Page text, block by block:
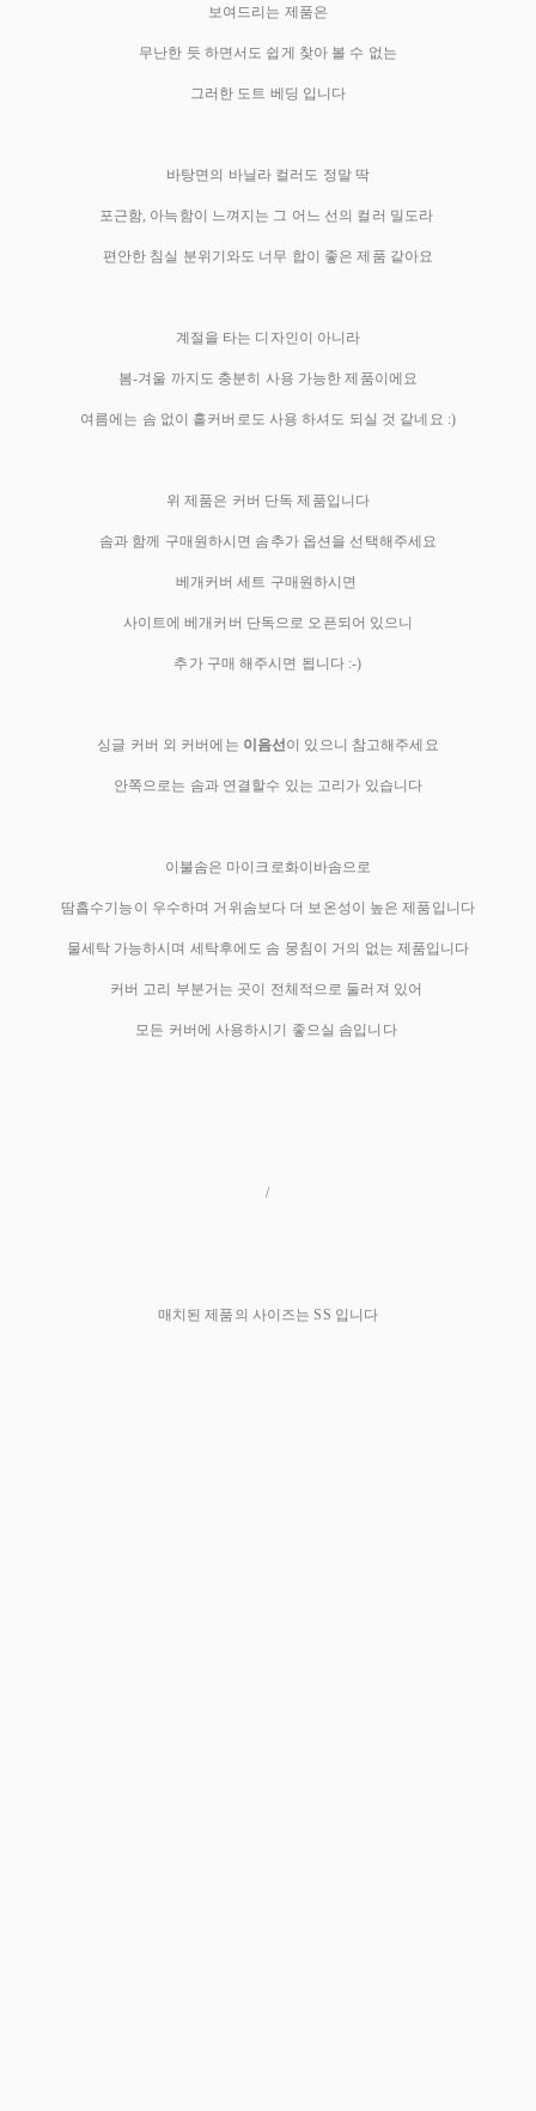
보여드리는 제품은
무난한 듯 하면서도 쉽게 찾아 볼 수 없는
그러한 도트 베딩 입니다
바탕면의 바닐라 컬러도 정말 딱
포근함, 아늑함이 느껴지는 그 어느 선의 컬러 밀도라
편안한 침실 분위기와도 너무 합이 좋은 제품 같아요
계절을 타는 디자인이 아니라
봄-겨울 까지도 충분히 사용 가능한 제품이에요
여름에는 솜 없이 홑커버로도 사용 하셔도 되실 것 같네요 :)
위 제품은 커버 단독 제품입니다
솜과 함께 구매원하시면 솜추가 옵션을 선택해주세요
베개커버 세트 구매원하시면
사이트에 베개커버 단독으로 오픈되어 있으니
추가 구매 해주시면 됩니다 :-)
싱글 커버 외 커버에는 이음선이 있으니 참고해주세요
안쪽으로는 솜과 연결할수 있는 고리가 있습니다
이불솜은 마이크로화이바솜으로
땀흡수기능이 우수하며 거위솜보다 더 보온성이 높은 제품입니다
물세탁 가능하시며 세탁후에도 솜 뭉침이 거의 없는 제품입니다
커버 고리 부분거는 곳이 전체적으로 둘러져 있어
모든 커버에 사용하시기 좋으실 솜입니다
/
매치된 제품의 사이즈는 SS 입니다